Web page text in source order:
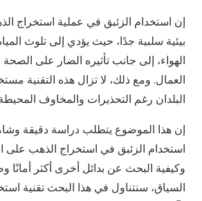
إن استخدام الزئبق في عملية استخراج
بيئية سلبية جدًا، حيث يؤدي إلى تلوث
الهواء، إلى جانب تأثيره الضار على
العمال. ومع ذلك، لا تزال هذه التقنية
البلدان رغم التحذيرات والمخاوف
إن هذا الموضوع يتطلب دراسة دقيقة
استخدام الزئبق في استخراج الذهب على
وكيفية البحث عن بدائل أخرى أكثر أمانًا
السياق، سنتناول في هذا البحث تقنية